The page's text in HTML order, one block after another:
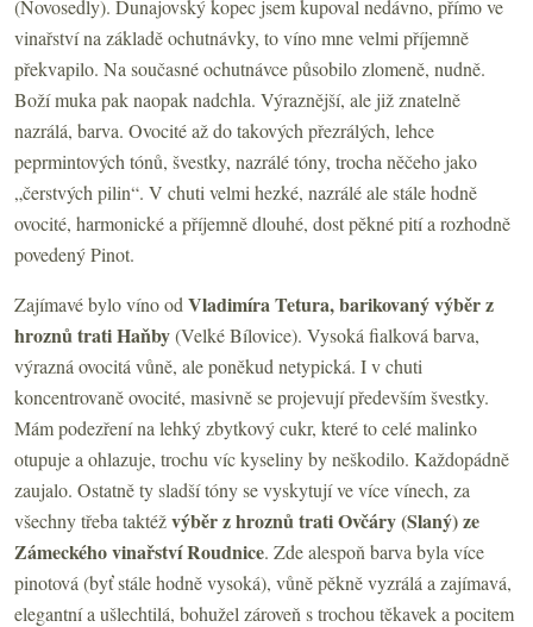
(Novosedly). Dunajovský kopec jsem kupoval nedávno, přímo ve
vinařství na základě ochutnávky, to víno mne velmi příjemně
překvapilo. Na současné ochutnávce působilo zlomeně, nudně.
Boží muka pak naopak nadchla. Výraznější, ale již znatelně
nazrálá, barva. Ovocité až do takových přezrálých, lehce
peprmintových tónů, švestky, nazrálé tóny, trocha něčeho jako
„čerstvých pilin“. V chuti velmi hezké, nazrálé ale stále hodně
ovocité, harmonické a příjemně dlouhé, dost pěkné pití a rozhodně
povedený Pinot.
Zajímavé bylo víno od Vladimíra Tetura, barikovaný výběr z
hroznů trati Haňby(Velké Bílovice). Vysoká fialková barva,
výrazná ovocitá vůně, ale poněkud netypická. I v chuti
koncentrovaně ovocité, masivně se projevují především švestky.
Mám podezření na lehký zbytkový cukr, které to celé malinko
otupuje a ohlazuje, trochu víc kyseliny by neškodilo. Každopádně
zaujalo. Ostatně ty sladší tóny se vyskytují ve více vínech, za
všechny třeba taktéžvýběr z hroznů trati Ovčáry (Slaný) ze
Zámeckého vinařství Roudnice. Zde alespoň barva byla více
pinotová (byť stále hodně vysoká), vůně pěkně vyzrálá a zajímavá,
elegantní a ušlechtilá, bohužel zároveň s trochou těkavek a pocitem